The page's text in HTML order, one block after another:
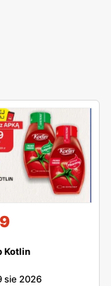
Kotlin
sie 2026